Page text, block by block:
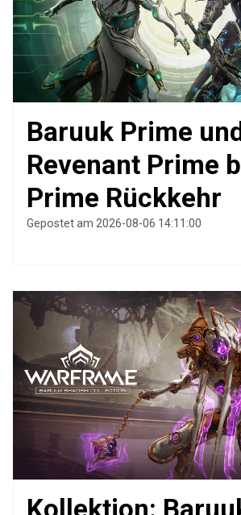
Baruuk Prime
Revenant Prime
Prime Rückkehr
Gepostet am 2026-08-06 14:11:00